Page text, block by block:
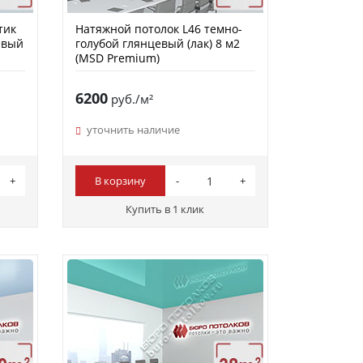
Натяжной потолок L46 темно-
голубой глянцевый (лак) 8 м2
(MSD Premium)
6200руб./м²
уточнить наличие
В корзину
Купить в 1 клик